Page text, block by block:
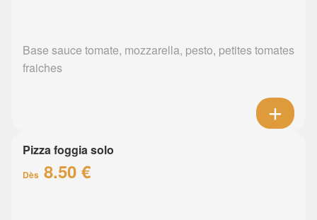
Base sauce tomate, mozzarella, pesto, petites tomates
fraiches
Pizza foggia solo
Dès 8.50 €